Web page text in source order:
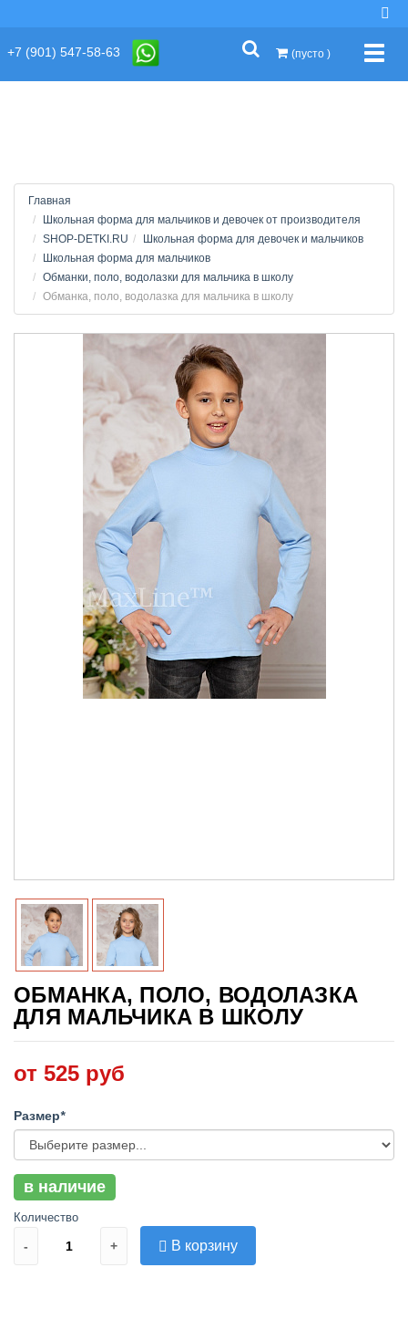
+7 (901) 547-58-63 (пусто )
Главная
Школьная форма для мальчиков и девочек от производителя
SHOP-DETKI.RU
Школьная форма для девочек и мальчиков
Школьная форма для мальчиков
Обманки, поло, водолазки для мальчика в школу
Обманка, поло, водолазка для мальчика в школу
ОБМАНКА, ПОЛО, ВОДОЛАЗКА
ДЛЯ МАЛЬЧИКА В ШКОЛУ
от 525 руб
Размер*
в наличие
Количество
- + В корзину